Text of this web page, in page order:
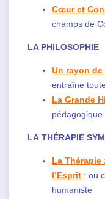
Cœur et
champs de
LA PHILOSOPHIE
Un rayon de
entraîne
La Grande
pédagogique
LA THÉRAPIE
La
l’Esprit : ou
humaniste